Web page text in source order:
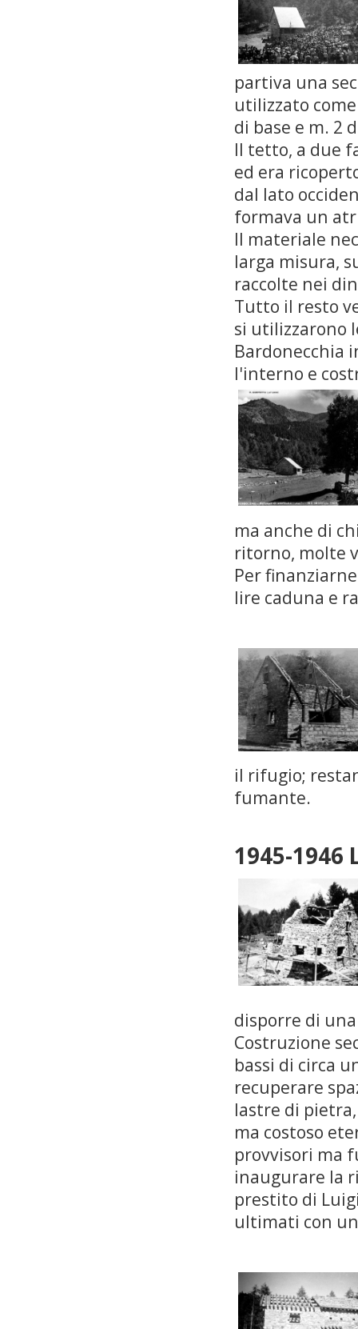
partiva una
utilizzato
di base e m. 2
Il tetto, a due
ed era
dal lato
formava un
Il materiale
larga misura,
raccolte nei
Tutto il resto
si utilizzarono
Bardonecchia
l'interno e
ma anche di
ritorno, molte
Per
lire caduna e
il rifugio;
fumante.
1945-1946
disporre di
Costruzione
bassi di circa
recuperare
lastre di
ma costoso
provvisori ma
inaugurare la
prestito di
ultimati con